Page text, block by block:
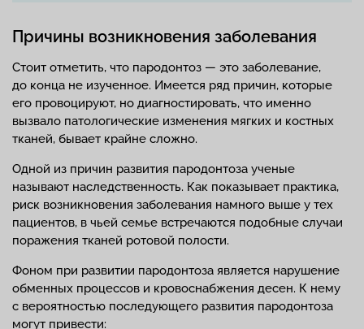
Причины возникновения заболевания
Стоит отметить, что пародонтоз — это заболевание,
до конца не изученное. Имеется ряд причин, которые
его провоцируют, но диагностировать, что именно
вызвало патологические изменения мягких и костных
тканей, бывает крайне сложно.
Одной из причин развития пародонтоза ученые
называют наследственность. Как показывает практика,
риск возникновения заболевания намного выше у тех
пациентов, в чьей семье встречаются подобные случаи
поражения тканей ротовой полости.
Фоном при развитии пародонтоза является нарушение
обменных процессов и кровоснабжения десен. К нему
с вероятностью последующего развития пародонтоза
могут привести: